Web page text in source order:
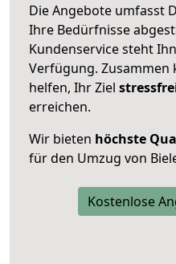
Die Angebote umfasst
Ihre Bedürfnisse
Kundenservice steht
Verfügung. Zusammen
helfen, Ihr Ziel
erreichen.
Wir bieten höchste
für den Umzug von
Kostenlose